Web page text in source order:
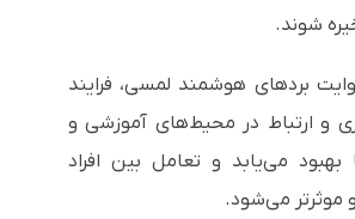
شوند.
وایت بردهای هوشمند لمسی، فرایند
و ارتباط در محیط‌های آموزشی و
می‌یابد و تعامل بین افراد
موثرتر می‌شود.